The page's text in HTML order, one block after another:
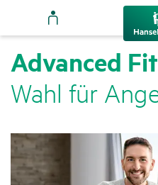
Advanced Fit
Wahl für